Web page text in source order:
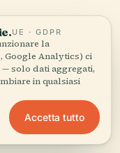
di le
UE · GDPR
la
Google Analytics) ci
— solo dati aggregati,
in qualsiasi
Accetta tutto